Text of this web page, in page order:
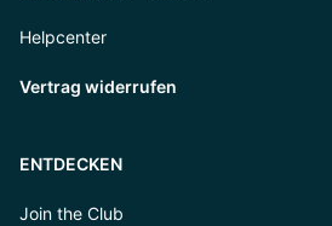
Helpcenter
Vertrag widerrufen
ENTDECKEN
Join the Club